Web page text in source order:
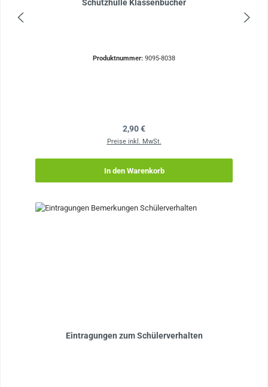
Schutzhülle Klassenbücher
Produktnummer: 9095-8038
Regulärer Preis:
2,90 €
Preise inkl. MwSt.
In den Warenkorb
Eintragungen zum Schülerverhalten